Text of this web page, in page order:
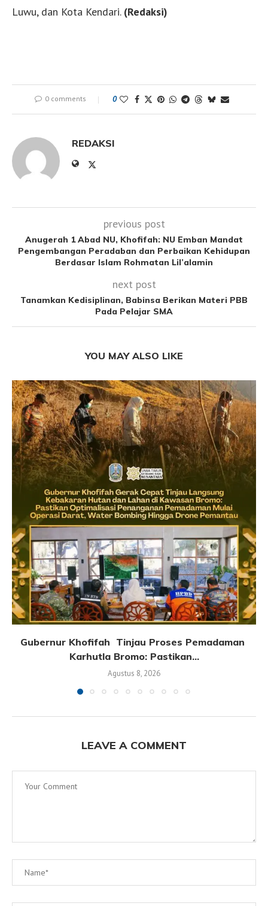
Luwu, dan Kota Kendari. (Redaksi)
0 comments 0
REDAKSI
previous post
Anugerah 1 Abad NU, Khofifah: NU Emban Mandat
Pengembangan Peradaban dan Perbaikan Kehidupan
Berdasar Islam Rohmatan Lil’alamin
next post
Tanamkan Kedisiplinan, Babinsa Berikan Materi PBB
Pada Pelajar SMA
YOU MAY ALSO LIKE
Gubernur Khofifah Tinjau Proses Pemadaman
Karhutla Bromo: Pastikan...
Agustus 8, 2026
LEAVE A COMMENT